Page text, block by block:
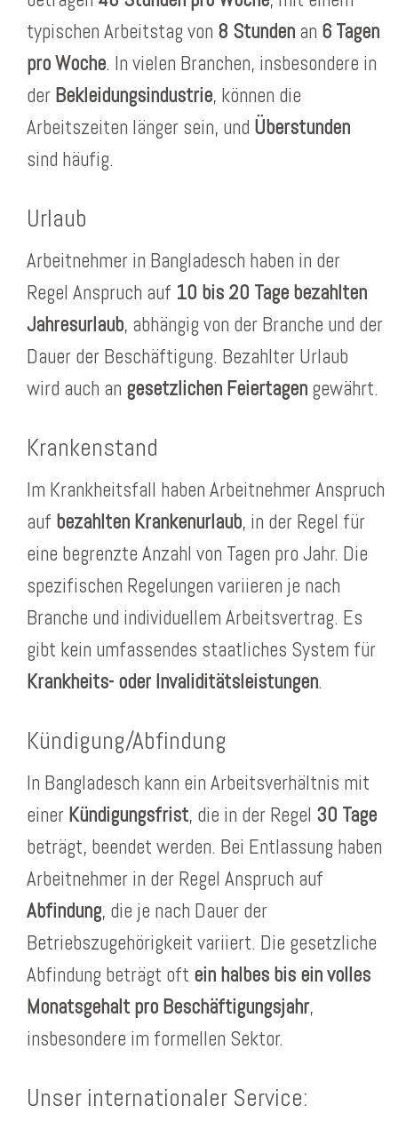
typischen Arbeitstag von 8 Stunden an 6 Tagen
pro Woche. In vielen Branchen, insbesondere in
der Bekleidungsindustrie, können die
Arbeitszeiten länger sein, und Überstunden
sind häufig.
Urlaub
Arbeitnehmer in Bangladesch haben in der
Regel Anspruch auf 10 bis 20 Tage bezahlten
Jahresurlaub, abhängig von der Branche und der
Dauer der Beschäftigung. Bezahlter Urlaub
wird auch an gesetzlichen Feiertagen gewährt.
Krankenstand
Im Krankheitsfall haben Arbeitnehmer Anspruch
auf bezahlten Krankenurlaub, in der Regel für
eine begrenzte Anzahl von Tagen pro Jahr. Die
spezifischen Regelungen variieren je nach
Branche und individuellem Arbeitsvertrag. Es
gibt kein umfassendes staatliches System für
Krankheits- oder Invaliditätsleistungen.
Kündigung/Abfindung
In Bangladesch kann ein Arbeitsverhältnis mit
einer Kündigungsfrist, die in der Regel 30 Tage
beträgt, beendet werden. Bei Entlassung haben
Arbeitnehmer in der Regel Anspruch auf
Abfindung, die je nach Dauer der
Betriebszugehörigkeit variiert. Die gesetzliche
Abfindung beträgt oft ein halbes bis ein volles
Monatsgehalt pro Beschäftigungsjahr,
insbesondere im formellen Sektor.
Unser internationaler Service: